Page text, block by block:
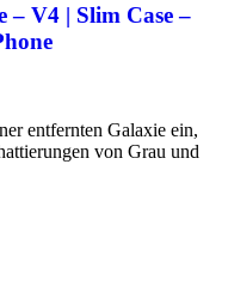
– V4 | Slim Case –
entfernten Galaxie ein,
von Grau und